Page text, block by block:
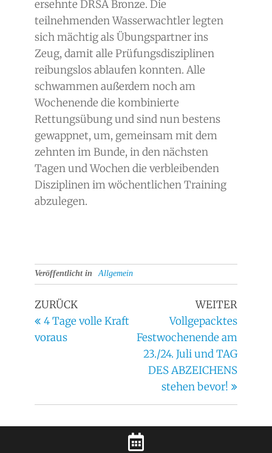
ersehnte DRSA Bronze. Die
teilnehmenden Wasserwachtler legten
sich mächtig als Übungspartner ins
Zeug, damit alle Prüfungsdisziplinen
reibungslos ablaufen konnten. Alle
schwammen außerdem noch am
Wochenende die kombinierte
Rettungsübung und sind nun bestens
gewappnet, um, gemeinsam mit dem
zehnten im Bunde, in den nächsten
Tagen und Wochen die verbleibenden
Disziplinen im wöchentlichen Training
abzulegen.
Veröffentlicht in Allgemein
ZURÜCK
4 Tage volle Kraft
voraus
WEITER
Vollgepacktes
Festwochenende am
23./24. Juli und TAG
DES ABZEICHENS
stehen bevor!